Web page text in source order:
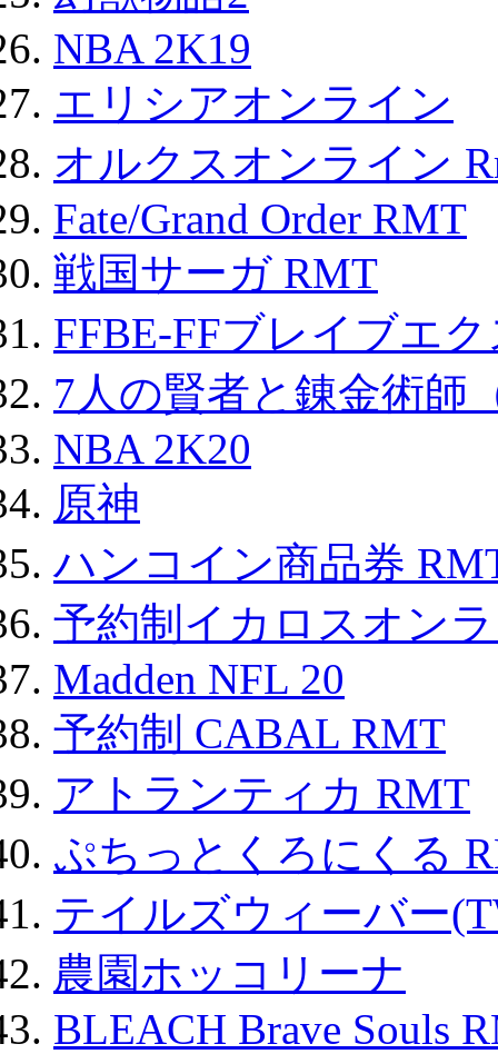
NBA 2K19
エリシアオンライン
オルクスオンライン
Fate/Grand Order RMT
戦国サーガ RMT
FFBE-FFブレイブエ
7人の賢者と錬金術師
NBA 2K20
原神
ハンコイン商品券
予約制イカロスオン
Madden NFL 20
予約制 CABAL RMT
アトランティカ RMT
ぷちっとくろにくる
テイルズウィーバー
農園ホッコリーナ
BLEACH Brave Souls